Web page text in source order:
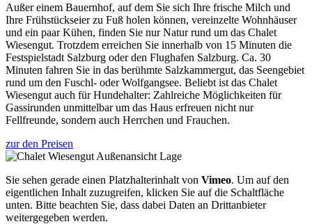
Außer einem Bauernhof, auf dem Sie sich Ihre frische Milch und
Ihre Frühstückseier zu Fuß holen können, vereinzelte Wohnhäuser
und ein paar Kühen, finden Sie nur Natur rund um das Chalet
Wiesengut. Trotzdem erreichen Sie innerhalb von 15 Minuten die
Festspielstadt Salzburg oder den Flughafen Salzburg. Ca. 30
Minuten fahren Sie in das berühmte Salzkammergut, das Seengebiet
rund um den Fuschl- oder Wolfgangsee. Beliebt ist das Chalet
Wiesengut auch für Hundehalter: Zahlreiche Möglichkeiten für
Gassirunden unmittelbar um das Haus erfreuen nicht nur
Fellfreunde, sondern auch Herrchen und Frauchen.
zur den Preisen
Sie sehen gerade einen Platzhalterinhalt von Vimeo. Um auf den
eigentlichen Inhalt zuzugreifen, klicken Sie auf die Schaltfläche
unten. Bitte beachten Sie, dass dabei Daten an Drittanbieter
weitergegeben werden.